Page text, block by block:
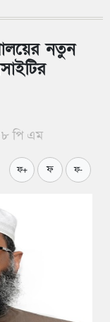
নতুন
পি এম
ফ+ ফ ফ-